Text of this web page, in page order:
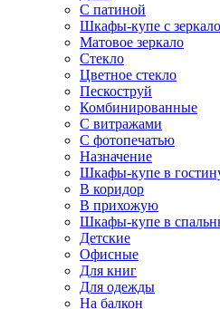
С патиной
Шкафы-купе с
Матовое зеркало
Стекло
Цветное стекло
Пескоструй
Комбинированные
С витражами
С фотопечатью
Назначение
Шкафы-купе в
В коридор
В прихожую
Шкафы-купе в
Детские
Офисные
Для книг
Для одежды
На балкон